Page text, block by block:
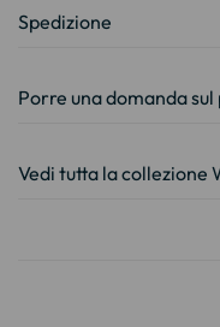
Spedizione
Porre una domanda
Vedi tutta la collezione